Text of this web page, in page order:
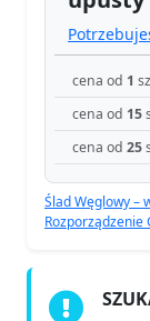
cena od 1
cena od 15
cena od 25
Ślad Węglowy –
Rozporządzenie